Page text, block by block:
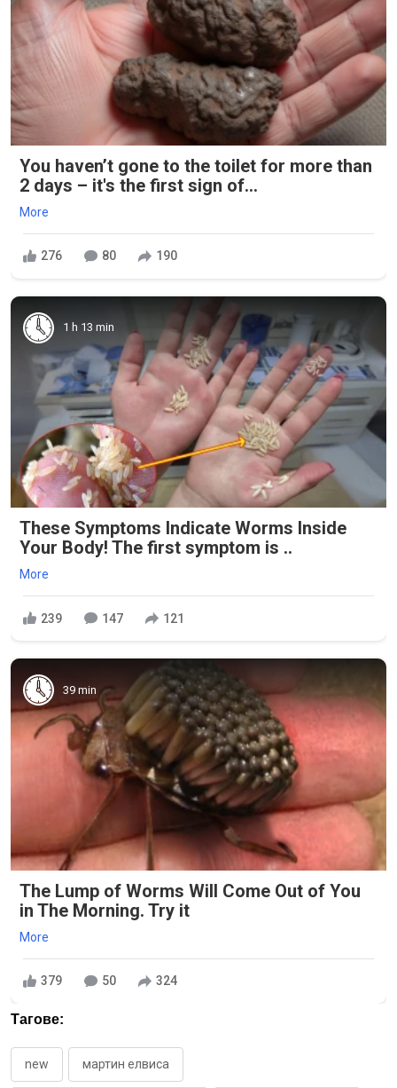
You haven’t gone to the toilet for more than
2 days – it's the first sign of...
More
276 80 190
1 h 13 min
These Symptoms Indicate Worms Inside
Your Body! The first symptom is ..
More
239 147 121
39 min
The Lump of Worms Will Come Out of You
in The Morning. Try it
More
379 50 324
Тагове:
new мартин елвиса